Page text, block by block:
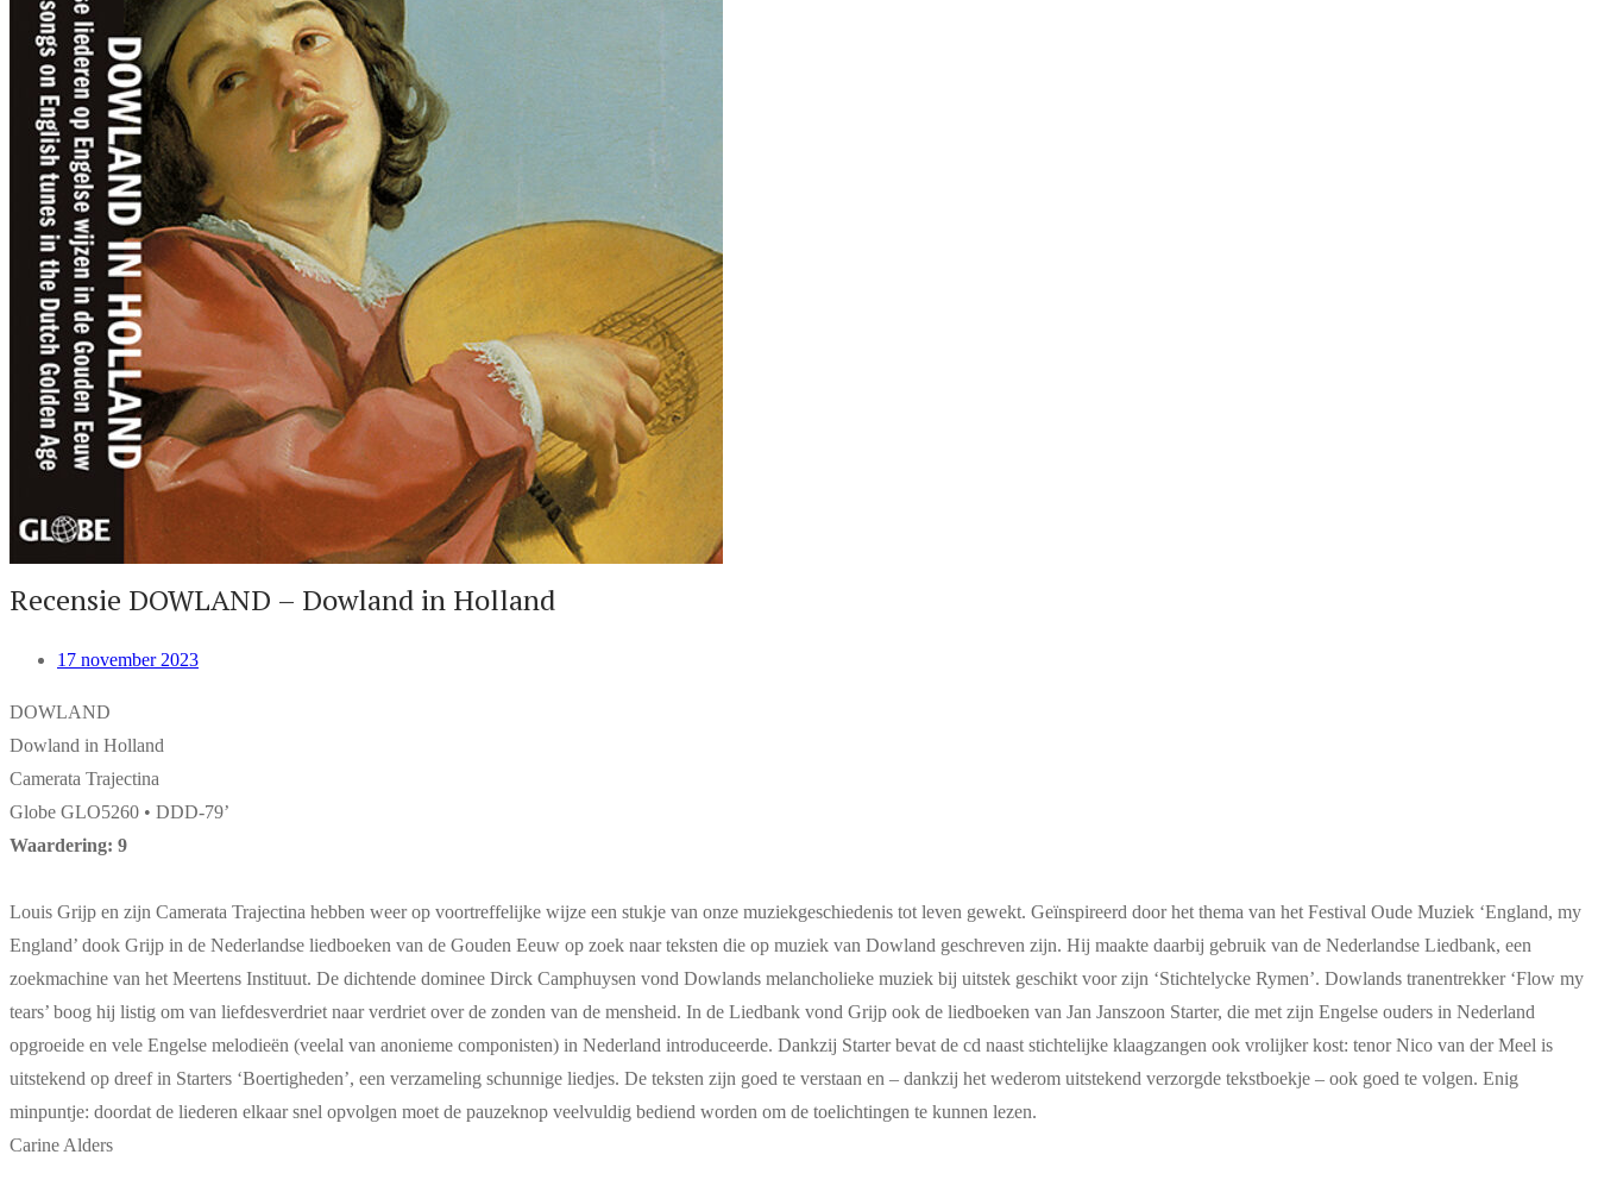
Recensie DOWLAND – Dowland in Holland
17 november 2023
DOWLAND
Dowland in Holland
Camerata Trajectina
Globe GLO5260 • DDD-79’
Waardering: 9
Louis Grijp en zijn Camerata Trajectina hebben weer op voortreffelijke wijze een stukje van onze muziekgeschiedenis tot leven gewekt. Geïnspireerd door het thema van het Festival Oude Muziek ‘England, my
England’ dook Grijp in de Nederlandse liedboeken van de Gouden Eeuw op zoek naar teksten die op muziek van Dowland geschreven zijn. Hij maakte daarbij gebruik van de Nederlandse Liedbank, een
zoekmachine van het Meertens Instituut. De dichtende dominee Dirck Camphuysen vond Dowlands melancholieke muziek bij uitstek geschikt voor zijn ‘Stichtelycke Rymen’. Dowlands tranentrekker ‘Flow my
tears’ boog hij listig om van liefdesverdriet naar verdriet over de zonden van de mensheid. In de Liedbank vond Grijp ook de liedboeken van Jan Janszoon Starter, die met zijn Engelse ouders in Nederland
opgroeide en vele Engelse melodieën (veelal van anonieme componisten) in Nederland introduceerde. Dankzij Starter bevat de cd naast stichtelijke klaagzangen ook vrolijker kost: tenor Nico van der Meel is
uitstekend op dreef in Starters ‘Boertigheden’, een verzameling schunnige liedjes. De teksten zijn goed te verstaan en – dankzij het wederom uitstekend verzorgde tekstboekje – ook goed te volgen. Enig
minpuntje: doordat de liederen elkaar snel opvolgen moet de pauzeknop veelvuldig bediend worden om de toelichtingen te kunnen lezen.
Carine Alders